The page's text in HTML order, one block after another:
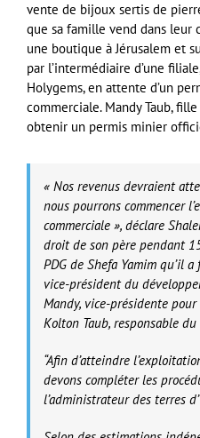
vente de bijoux sertis de
que sa famille vend dans leur
une boutique à Jérusalem et
par l’intermédiaire d’une
Holygems, en attente d’un
commerciale. Mandy Taub,
obtenir un permis minier
« Nos revenus devraient
nous pourrons commencer
commerciale », déclare
droit de son père pendant
PDG de Shefa Yamim qu’il
vice-président du
Mandy, vice-présidente
Kolton Taub, responsable
“Afin d’atteindre
devons compléter les
l’administrateur des terres